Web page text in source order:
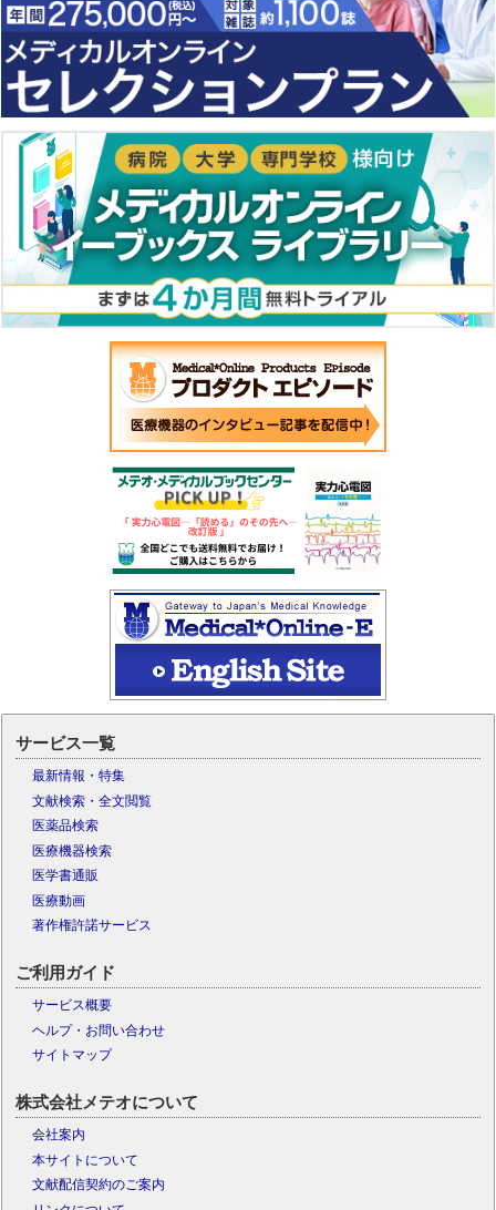
サービス一覧
最新情報・特集
文献検索・全文閲覧
医薬品検索
医療機器検索
医学書通販
医療動画
著作権許諾サービス
ご利用ガイド
サービス概要
ヘルプ・お問い合わせ
サイトマップ
株式会社メテオについて
会社案内
本サイトについて
文献配信契約のご案内